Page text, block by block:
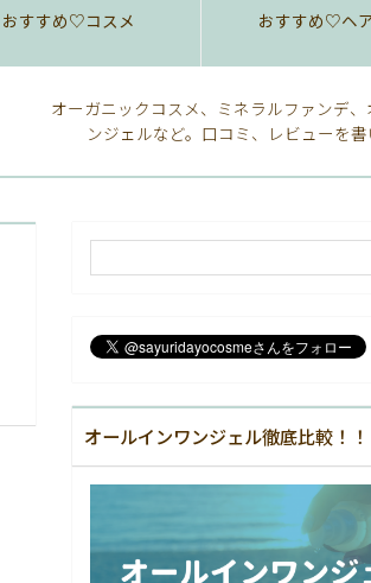
おすすめ♡コスメ おすすめ♡ヘ
オーガニックコスメ、ミネラルファンデ、
ンジェルなど。口コミ、レビューを書
オールインワンジェル徹底比較！！